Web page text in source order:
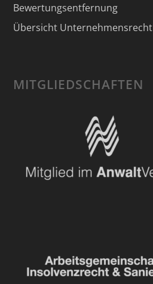
Bewertungsentfernung
Übersicht Unternehmensrecht
MITGLIEDSCHAFTEN